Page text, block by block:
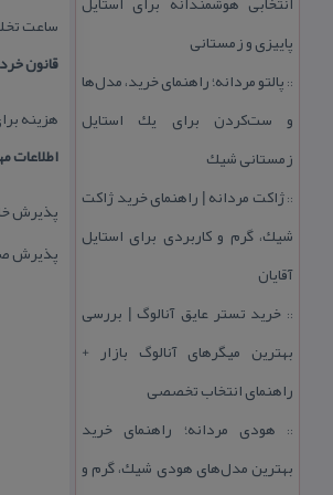
پاییزی و زمستانی
:: پالتو مردانه؛ راهنمای خرید، مدل‌ها
و ست‌كردن برای یك استایل
زمستانی شیك
::ژاكت مردانه | راهنمای خرید ژاكت
شیك، گرم و كاربردی برای استایل
آقایان
:: خرید تستر عایق آنالوگ | بررسی
بهترین میگرهای آنالوگ بازار +
راهنمای انتخاب تخصصی
:: هودی مردانه؛ راهنمای خرید
بهترین مدل‌های هودی شیك، گرم و
ساعت
قانون
هزینه برای اقامت كودكان
اطلاعات
پذیرش
پذیرش